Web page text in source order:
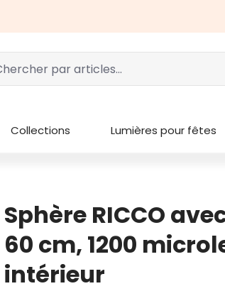
Collections Lumières pour fêtes
Sphère RICCO
60 cm, 1200
intérieur